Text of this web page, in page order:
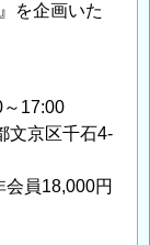
を企画いた
17:00
文京区千石4-
員18,000円